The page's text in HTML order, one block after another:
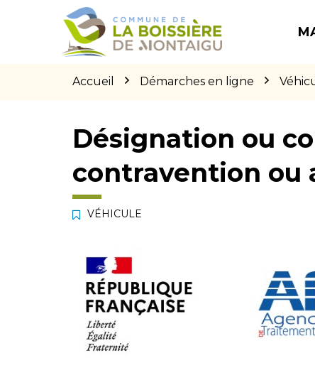
Gestion des traceurs
Accueil Démarches en ligne
Désignation ou
contravention ou
VÉHICULE